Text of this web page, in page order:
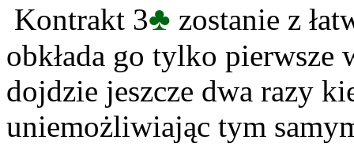
Kontrakt 3♣ zostanie z
obkłada go tylko pierwsze
dojdzie jeszcze dwa razy
uniemożliwiając tym